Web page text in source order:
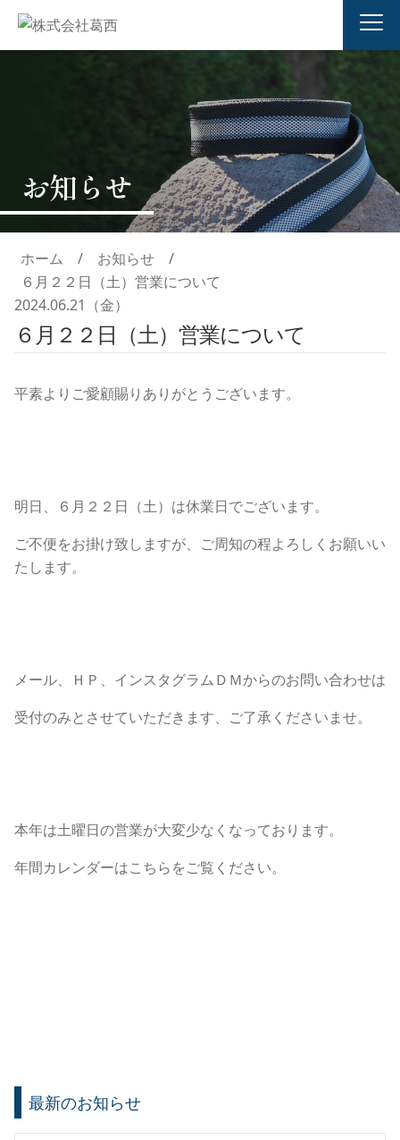
お知らせ
ホーム / お知らせ
/
６月２２日（土）営業について
2024.06.21（金）
６月２２日（土）営業について
平素よりご愛顧賜りありがとうございます。
明日、６月２２日（土）は休業日でございます。
ご不便をお掛け致しますが、ご周知の程よろしくお願いい
たします。
メール、ＨＰ、インスタグラムＤＭからのお問い合わせは
受付のみとさせていただきます、ご了承くださいませ。
本年は土曜日の営業が大変少なくなっております。
年間カレンダーはこちらをご覧ください。
最新のお知らせ